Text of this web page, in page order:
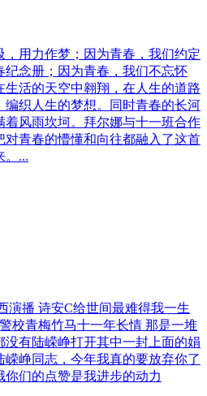
，用力作梦；因为青春，我们约定
念册；因为青春，我们不忘怀
生活的天空中翱翔，在人生的道路
编织人生的梦想。同时青春的长河
风雨坎坷。拜尔娜与十一班合作
青春的懵懂和向往都融入了这首
。...
演播 诗安C给世间最难得我一生
校青梅竹马十一年长情 那是一堆
有陆嵘峥打开其中一封上面的娟
峥同志，今年我真的要放弃你了
们的点赞是我进步的动力